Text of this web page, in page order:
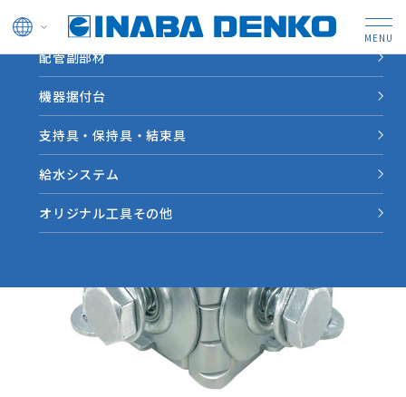
ドレン管
配管副部材
機器据付台
支持具・保持具・結束具
給水システム
オリジナル工具その他
HOME 製品情報 【FL-V】クロスロックVタイプ